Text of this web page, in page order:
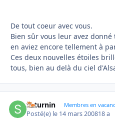
De tout coeur avec vous.
Bien sûr vous leur avez
en aviez encore tellement à
Ces deux nouvelles étoiles
tous, bien au delà du ciel
saturnin Membres en
Posté(e) le 14 mars 200818 a